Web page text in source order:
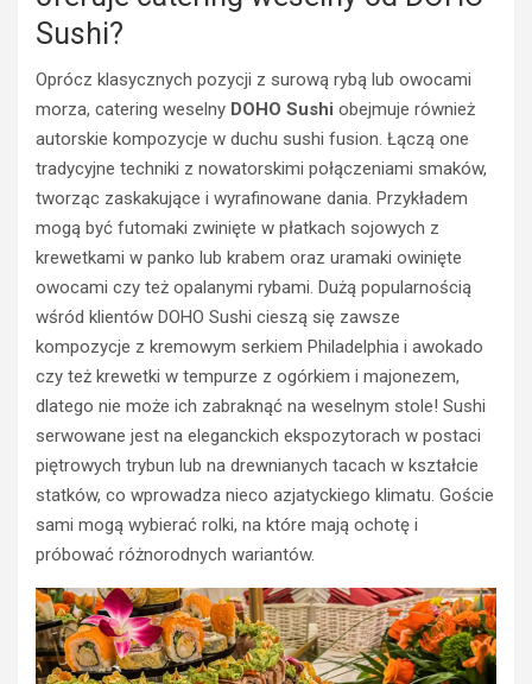
Sushi?
Oprócz klasycznych pozycji z surową rybą lub owocami
morza, catering weselny DOHO Sushi obejmuje również
autorskie kompozycje w duchu sushi fusion. Łączą one
tradycyjne techniki z nowatorskimi połączeniami smaków,
tworząc zaskakujące i wyrafinowane dania. Przykładem
mogą być futomaki zwinięte w płatkach sojowych z
krewetkami w panko lub krabem oraz uramaki owinięte
owocami czy też opalanymi rybami. Dużą popularnością
wśród klientów DOHO Sushi cieszą się zawsze
kompozycje z kremowym serkiem Philadelphia i awokado
czy też krewetki w tempurze z ogórkiem i majonezem,
dlatego nie może ich zabraknąć na weselnym stole! Sushi
serwowane jest na eleganckich ekspozytorach w postaci
piętrowych trybun lub na drewnianych tacach w kształcie
statków, co wprowadza nieco azjatyckiego klimatu. Goście
sami mogą wybierać rolki, na które mają ochotę i
próbować różnorodnych wariantów.